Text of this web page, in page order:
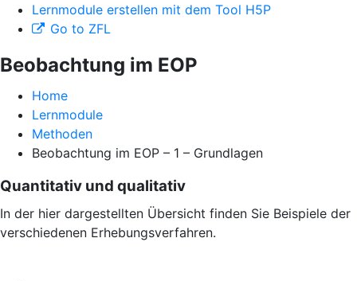
Lernmodule erstellen mit dem Tool H5P
Go to ZFL
Beobachtung im EOP
Home
Lernmodule
Methoden
Beobachtung im EOP – 1 – Grundlagen
Quantitativ und qualitativ
In der hier dargestellten Übersicht finden Sie Beispiele der
verschiedenen Erhebungsverfahren.